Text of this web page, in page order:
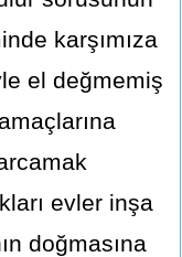
karşımıza
el değmemiş
evler inşa
doğmasına